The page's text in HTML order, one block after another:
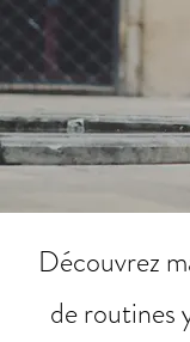
Découvrez
de routines